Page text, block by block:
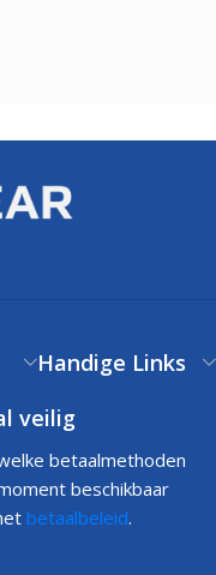
Handige Links
veilig
betaalmethoden
beschikbaar
betaalbeleid.